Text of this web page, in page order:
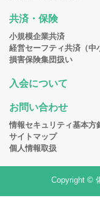
共済・保険
小規模企業共済
経営セーフティ共済（中
損害保険集団扱い
入会について
お問い合わせ
情報セキュリティ基本方
サイトマップ
個人情報取扱
Copyright ©